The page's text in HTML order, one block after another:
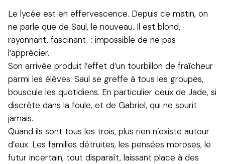
Le lycée est en effervescence. Depuis ce matin, on
ne parle que de Saul, le nouveau. Il est blond,
rayonnant, fascinant : impossible de ne pas
l’apprécier.
Son arrivée produit l’effet d’un tourbillon de fraîcheur
parmi les élèves. Saul se greffe à tous les groupes,
bouscule les quotidiens. En particulier ceux de Jade, si
discrète dans la foule, et de Gabriel, qui ne sourit
jamais.
Quand ils sont tous les trois, plus rien n’existe autour
d’eux. Les familles détruites, les pensées moroses, le
futur incertain, tout disparaît, laissant place à des